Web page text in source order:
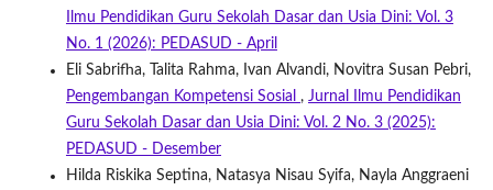
Ilmu Pendidikan Guru Sekolah Dasar dan Usia Dini: Vol. 3
No. 1 (2026): PEDASUD - April
Eli Sabrifha, Talita Rahma, Ivan Alvandi, Novitra Susan Pebri,
Pengembangan Kompetensi Sosial , Jurnal Ilmu Pendidikan
Guru Sekolah Dasar dan Usia Dini: Vol. 2 No. 3 (2025):
PEDASUD - Desember
Hilda Riskika Septina, Natasya Nisau Syifa, Nayla Anggraeni